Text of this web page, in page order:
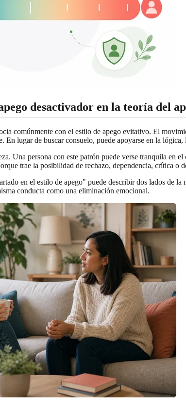
desactivador en la teoría del
comúnmente con el estilo de apego evitativo. El
En lugar de buscar consuelo, puede apoyarse en la
Una persona con este patrón puede verse tranquila
trae la posibilidad de rechazo, dependencia, crítica o
en el estilo de apego" puede describir dos lados de
conducta como una eliminación emocional.